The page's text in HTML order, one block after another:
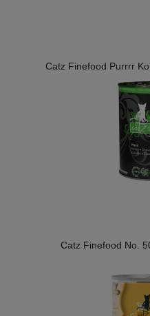
Catz Finefood Purrrr
Catz Finefood No.